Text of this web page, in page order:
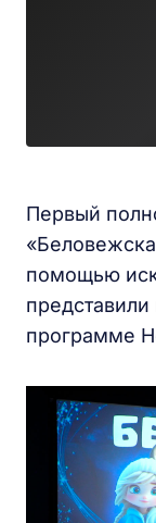
Первый
помощью
программе